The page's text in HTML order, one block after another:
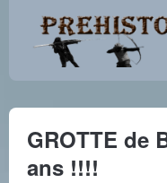
GROTTE de
ans !!!!